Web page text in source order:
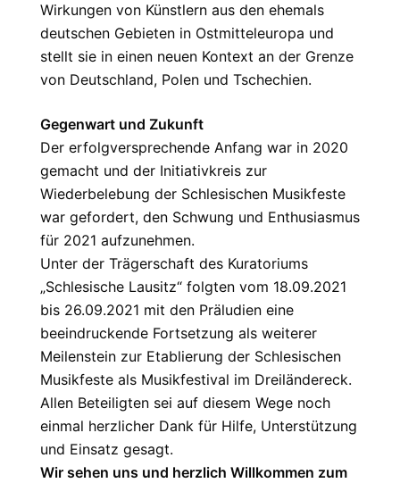
Wirkungen von Künstlern aus den ehemals
deutschen Gebieten in Ostmitteleuropa und
stellt sie in einen neuen Kontext an der Grenze
von Deutschland, Polen und Tschechien.
Gegenwart und Zukunft
Der erfolgversprechende Anfang war in 2020
gemacht und der Initiativkreis zur
Wiederbelebung der Schlesischen Musikfeste
war gefordert, den Schwung und Enthusiasmus
für 2021 aufzunehmen.
Unter der Trägerschaft des Kuratoriums
„Schlesische Lausitz“ folgten vom 18.09.2021
bis 26.09.2021 mit den Präludien eine
beeindruckende Fortsetzung als weiterer
Meilenstein zur Etablierung der Schlesischen
Musikfeste als Musikfestival im Dreiländereck.
Allen Beteiligten sei auf diesem Wege noch
einmal herzlicher Dank für Hilfe, Unterstützung
und Einsatz gesagt.
Wir sehen uns und herzlich Willkommen zum